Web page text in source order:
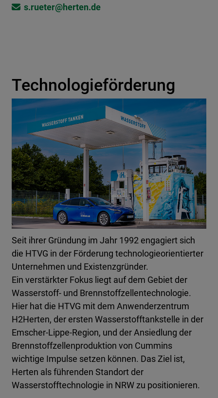
s.rueter@​​​herten.de
Technologieförderung
Seit ihrer Gründung im Jahr 1992 engagiert sich
die HTVG in der Förderung technologieorientierter
Unternehmen und Existenzgründer.
Ein verstärkter Fokus liegt auf dem Gebiet der
Wasserstoff- und Brennstoffzellentechnologie.
Hier hat die HTVG mit dem Anwenderzentrum
H2Herten, der ersten Wasserstofftankstelle in der
Emscher-Lippe-Region, und der Ansiedlung der
Brennstoffzellenproduktion von Cummins
wichtige Impulse setzen können. Das Ziel ist,
Herten als führenden Standort der
Wasserstofftechnologie in NRW zu positionieren.